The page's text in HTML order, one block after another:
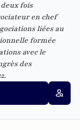
fois
en chef
liées au
formée
avec le
des